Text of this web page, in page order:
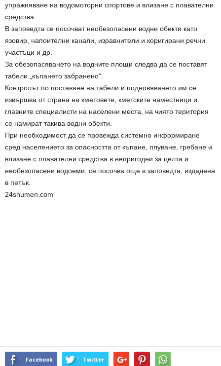
упражняване на водомоторни спортове и влизане с плавателни
средства.
В заповедта се посочват необезопасени водни обекти като
язовир, напоителни канали, изравнители и коригирани речни
участъци и др.
За обезопасяването на водните площи следва да се поставят
табели „къпането забранено“.
Контролът по поставяне на табели и подновяването им се
извършва от страна на кметовете, кметските наместници и
главните специалисти на населени места, на чиято територия
се намират такива водни обекти.
При необходимост да се провежда системно информиране
сред населението за опасността от къпане, плуване, гребане и
влизане с плавателни средства в непригодни за целта и
необезопасени водоеми, се посочва още в заповедта, издадена
в петък.
24shumen.com
Facebook Twitter